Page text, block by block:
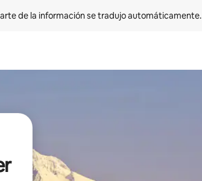
de la información se tradujo automáticamente.